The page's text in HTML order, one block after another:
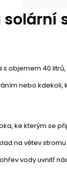
s objemem 40
nebo kdekoli,
ke kterým se
na větev
vody uvnitř